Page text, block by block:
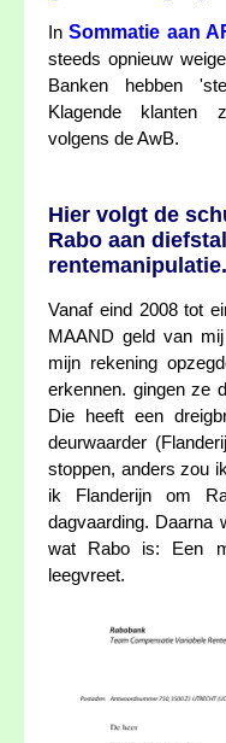
InSommatie aan
steeds opnieuw
Banken hebben
Klagende klanten
volgens de AwB.
Hier volgt de
Rabo aan
rentemanipulatie.
Vanaf eind 2008 tot
MAAND geld van
mijn rekening
erkennen. gingen ze
Die heeft een
deurwaarder
stoppen, anders zou
ik Flanderijn om
dagvaarding. Daarna
wat Rabo is: Een
leegvreet.